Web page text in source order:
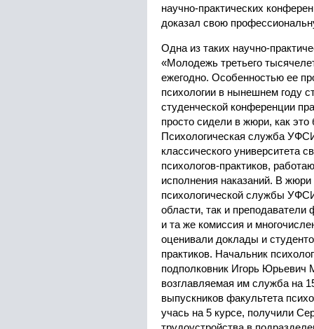
научно-практических
доказал свою
Одна из таких научно-
«Молодежь третьего
ежегодно. Особенностью ее
психологии в нынешнем году
студенческой конференции
просто сидели в жюри, как
Психологическая служба
классического университета
психологов-практиков,
исполнения наказаний. В
психологической службы
области, так и преподаватели
и та же комиссия и
оценивали доклады и
практиков. Начальник
подполковник Игорь Юрьевич
возглавляемая им служба на
выпускников факультета
учась на 5 курсе, получили